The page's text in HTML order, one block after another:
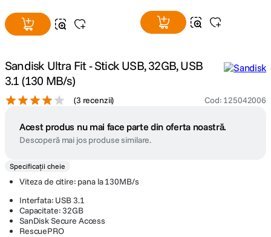
Sandisk Ultra Fit - Stick USB, 32GB, USB
3.1 (130 MB/s)
(3 recenzii) Cod: 125042006
Acest produs nu mai face parte din oferta noastră.
Descoperă mai jos produse similare.
Specificații cheie
Viteza de citire: pana la 130MB/s
Interfata: USB 3.1
Capacitate: 32GB
SanDisk Secure Access
RescuePRO